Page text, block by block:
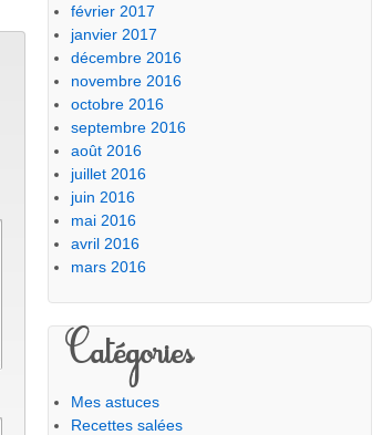
février 2017
janvier 2017
décembre 2016
novembre 2016
octobre 2016
septembre 2016
août 2016
juillet 2016
juin 2016
mai 2016
avril 2016
mars 2016
Catégories
Mes astuces
Recettes salées